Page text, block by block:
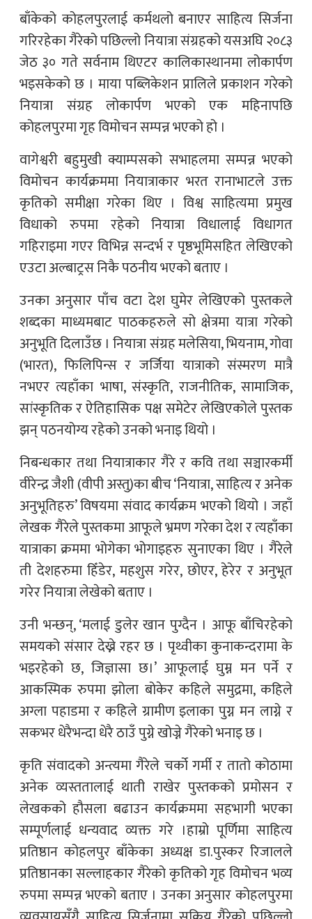
बाँकेको कोहलपुरलाई कर्मथलो बनाएर साहित्य सिर्जना
गरिरहेका गैरेको पछिल्लो नियात्रा संग्रहको यसअघि २०८३
जेठ ३० गते सर्वनाम थिएटर कालिकास्थानमा लोकार्पण
भइसकेको छ । माया पब्लिकेशन प्रालिले प्रकाशन गरेको
नियात्रा संग्रह लोकार्पण भएको एक महिनापछि
कोहलपुरमा गृह विमोचन सम्पन्न भएको हो ।
वागेश्वरी बहुमुखी क्याम्पसको सभाहलमा सम्पन्न भएको
विमोचन कार्यक्रममा नियात्राकार भरत रानाभाटले उक्त
कृतिको समीक्षा गरेका थिए । विश्व साहित्यमा प्रमुख
विधाको रुपमा रहेको नियात्रा विधालाई विधागत
गहिराइमा गएर विभिन्न सन्दर्भ र पृष्ठभूमिसहित लेखिएको
एउटा अल्बाट्रस निकै पठनीय भएको बताए ।
उनका अनुसार पाँच वटा देश घुमेर लेखिएको पुस्तकले
शब्दका माध्यमबाट पाठकहरुले सो क्षेत्रमा यात्रा गरेको
अनुभूति दिलाउँछ । नियात्रा संग्रह मलेसिया, भियनाम, गोवा
(भारत), फिलिपिन्स र जर्जिया यात्राको संस्मरण मात्रै
नभएर त्यहाँका भाषा, संस्कृति, राजनीतिक, सामाजिक,
सांस्कृतिक र ऐतिहासिक पक्ष समेटेर लेखिएकोले पुस्तक
झन् पठनयोग्य रहेको उनको भनाइ थियो ।
निबन्धकार तथा नियात्राकार गैरे र कवि तथा सञ्चारकर्मी
वीरेन्द्र जैशी (वीपी अस्तु)का बीच ‘नियात्रा, साहित्य र अनेक
अनुभूतिहरु’ विषयमा संवाद कार्यक्रम भएको थियो । जहाँ
लेखक गैरेले पुस्तकमा आफूले भ्रमण गरेका देश र त्यहाँका
यात्राका क्रममा भोगेका भोगाइहरु सुनाएका थिए । गैरेले
ती देशहरुमा हिँडेर, महशुस गरेर, छोएर, हेरेर र अनुभूत
गरेर नियात्रा लेखेको बताए ।
उनी भन्छन्, ‘मलाई डुलेर खान पुग्दैन । आफू बाँचिरहेको
समयको संसार देख्ने रहर छ । पृथ्वीका कुनाकन्दरामा के
भइरहेको छ, जिज्ञासा छ।’ आफूलाई घुम्न मन पर्ने र
आकस्मिक रुपमा झोला बोकेर कहिले समुद्रमा, कहिले
अग्ला पहाडमा र कहिले ग्रामीण इलाका पुग्न मन लाग्ने र
सकभर धेरैभन्दा धेरै ठाउँ पुग्ने खोज्ने गैरेको भनाइ छ ।
कृति संवादको अन्त्यमा गैरेले चर्को गर्मी र तातो कोठामा
अनेक व्यस्ततालाई थाती राखेर पुस्तकको प्रमोसन र
लेखकको हौसला बढाउन कार्यक्रममा सहभागी भएका
सम्पूर्णलाई धन्यवाद व्यक्त गरे ।हाम्रो पूर्णिमा साहित्य
प्रतिष्ठान कोहलपुर बाँकेका अध्यक्ष डा.पुस्कर रिजालले
प्रतिष्ठानका सल्लाहकार गैरेको कृतिको गृह विमोचन भव्य
रुपमा सम्पन्न भएको बताए । उनका अनुसार कोहलपुरमा